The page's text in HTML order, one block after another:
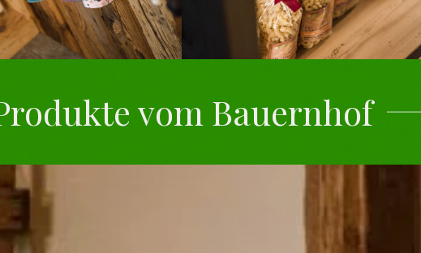
vom Bauernhof